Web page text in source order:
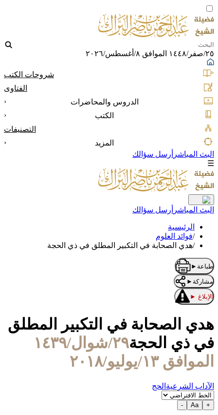
٢٥/صفر/١٤٤٨ الموافق ٨/أغسطس/٢٠٢٦
شروحات الكتب
الفتاوى
الدروس والمحاضرات
‹
الكتب
‹
التصنيفات
المزيد
‹
البث المباشر أرسل سؤالك
☰
البث المباشر أرسل سؤالك
الرئيسية
/فوائد العلوم
/هدي الصحابة في التكبير المطلق في ذي الحجة
طباعة ►
مشاركة ►
الإبلاغ ►
هدي الصحابة في التكبير المطلق
في ذي الحجة
٢٩/شوال/١٤٣٩
الموافق ١٣/يوليو/٢٠١٨
الآداب الشرعية الحج
+
Aa
-